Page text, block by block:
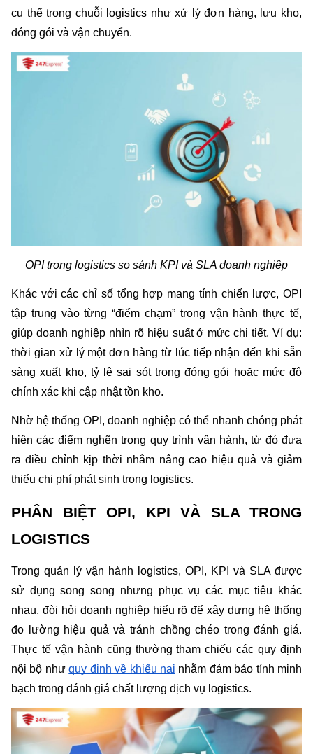
cụ thể trong chuỗi logistics như xử lý đơn hàng, lưu kho,
đóng gói và vận chuyển.
OPI trong logistics so sánh KPI và SLA doanh nghiệp
Khác với các chỉ số tổng hợp mang tính chiến lược, OPI
tập trung vào từng “điểm chạm” trong vận hành thực tế,
giúp doanh nghiệp nhìn rõ hiệu suất ở mức chi tiết. Ví dụ:
thời gian xử lý một đơn hàng từ lúc tiếp nhận đến khi sẵn
sàng xuất kho, tỷ lệ sai sót trong đóng gói hoặc mức độ
chính xác khi cập nhật tồn kho.
Nhờ hệ thống OPI, doanh nghiệp có thể nhanh chóng phát
hiện các điểm nghẽn trong quy trình vận hành, từ đó đưa
ra điều chỉnh kịp thời nhằm nâng cao hiệu quả và giảm
thiểu chi phí phát sinh trong logistics.
PHÂN BIỆT OPI, KPI VÀ SLA TRONG
LOGISTICS
Trong quản lý vận hành logistics, OPI, KPI và SLA được
sử dụng song song nhưng phục vụ các mục tiêu khác
nhau, đòi hỏi doanh nghiệp hiểu rõ để xây dựng hệ thống
đo lường hiệu quả và tránh chồng chéo trong đánh giá.
Thực tế vận hành cũng thường tham chiếu các quy định
nội bộ như quy định về khiếu nại nhằm đảm bảo tính minh
bạch trong đánh giá chất lượng dịch vụ logistics.